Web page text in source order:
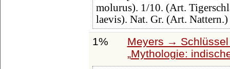
molurus). 1/10. (Art.
laevis). Nat. Gr. (Art.
1%
Meyers →
Mythologie: